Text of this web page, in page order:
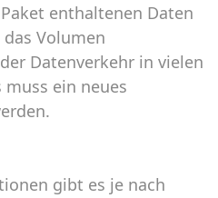
enthaltenen Daten
Volumen
Datenverkehr in vielen
ein neues
gibt es je nach